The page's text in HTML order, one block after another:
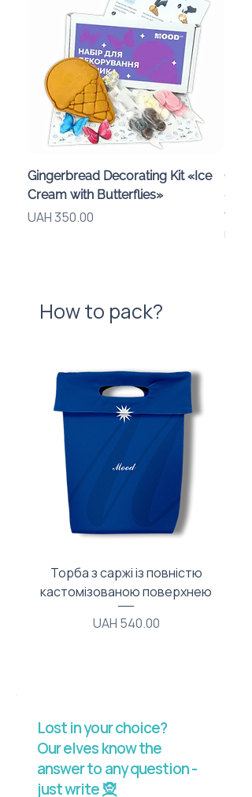
Gingerbread Decorating Kit «Ice
Cream with Butterflies»
Price
UAH 350.00
Gift
Price
UAH
How to pack?
Торба з саржі із повністю
кастомізованою поверхнею
Price
UAH 540.00
Lost in your choice?
Our elves know the
answer to any question -
just write 🧝